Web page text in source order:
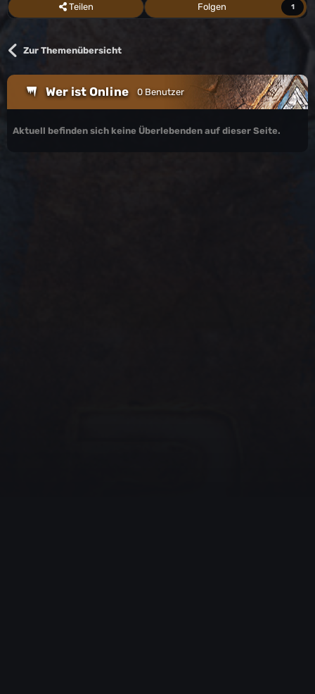
Teilen Folgen 1
Zur Themenübersicht
Wer ist Online 0 Benutzer
Aktuell befinden sich keine Überlebenden auf dieser Seite.